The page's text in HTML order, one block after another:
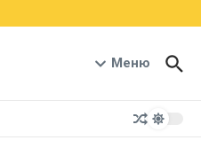
X5 с мотором B58 и запасом хода
Меню